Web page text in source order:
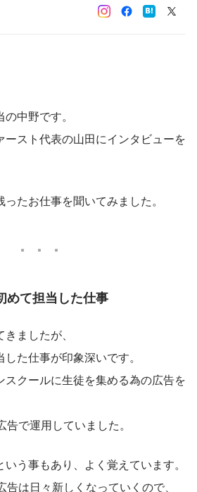
中野です。
ースト代表の山田にインタビューを
たお仕事を聞いてみました。
めて担当した仕事
ましたが、
た仕事が印象深いです。
スクールに生徒を集める為の広告を
で運用していました。
う事もあり、よく覚えています。
は日々新しくなっていくので、